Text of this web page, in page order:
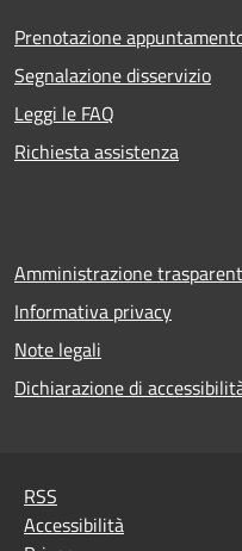
Prenotazione
Segnalazione disservizio
Leggi le FAQ
Richiesta assistenza
Amministrazione
Informativa privacy
Note legali
Dichiarazione di
RSS
Accessibilità